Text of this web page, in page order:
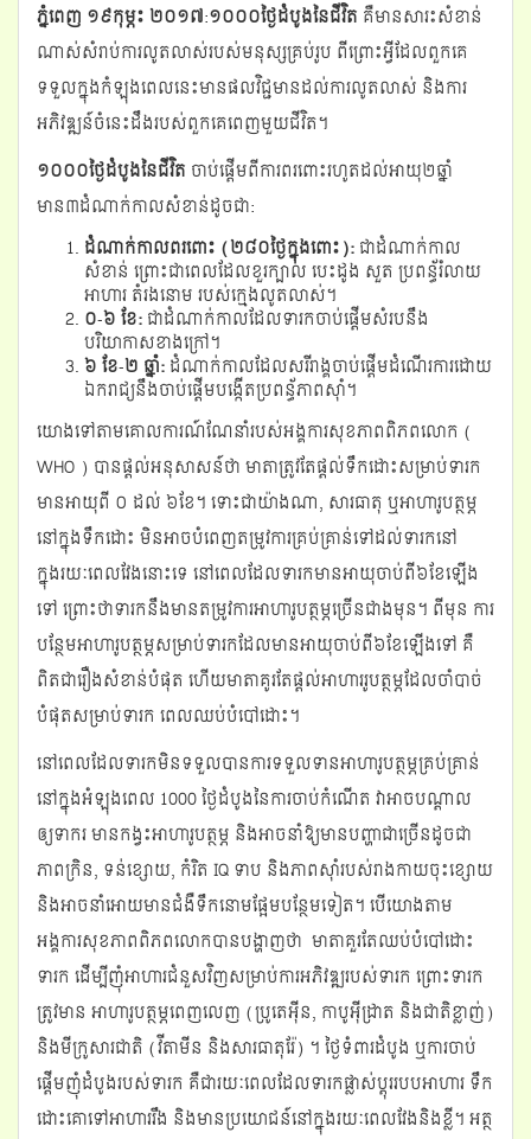
ភ្នំពេញ ១៩កុម្ភះ ២០១៧:១០០០ថ្ងៃដំបូងនៃជីវិត គឺមានសារះសំខាន់
ណាស់សំរាប់ការលូតលាស់របស់មនុស្សគ្រប់រូប ពីព្រោះអ្វីដែលពួកគេ
ទទួលក្នុងកំឡុងពេលនេះមានផលវិជ្ជមានដល់ការលូតលាស់ និងការ
អភិវឌ្ឍន៍ចំនេះដឹងរបស់ពួកគេពេញមួយជីវិត។
១០០០ថ្ងៃដំបូងនៃជីវិត​ ចាប់ផ្តើមពីការពរពោះរហូតដល់អាយុ២ឆ្នាំ
មាន៣ដំណាក់កាលសំខាន់ដូចជា:
ដំណាក់កាលពរពោះ (២៨០ថ្ងៃក្នុងពោះ): ជាដំណាក់កាល
សំខាន់ ព្រោះជាពេលដែលខួរក្បាល បេះដូង សួត ប្រពន្ធ័រំលាយ
អាហារ តំរងនោម របស់ក្មេងលូតលាស់។
០-៦ ខែ: ជាដំណាក់កាលដែលទារកចាប់ផ្តើមសំរបនឹង
បរិយាកាសខាងក្រៅ។
៦ ខែ-២ ឆ្នាំ: ដំណាក់កាលដែលសរីរាង្គចាប់ផ្តើមដំណើរការដោយ
ឯករាជ្យនឹងចាប់ផ្តើមបង្កើតប្រពន្ធ័ភាពស៊ាំ។
យោងទៅតាមគោលការណ៍ណែនាំរបស់អង្គការសុខភាពពិភពលោក (
WHO ) បានផ្ដល់អនុសាសន៍ថា មាតាត្រូវតែផ្តល់ទឹកដោះសម្រាប់ទារក
មានអាយុពី ០ ដល់ ៦ខែ។ ទោះជាយ៉ាងណា, សារធាតុ ឬអាហារូបត្ថម្ភ
នៅក្នុងទឹកដោះ មិនអាចបំពេញតម្រូវការគ្រប់គ្រាន់ទៅដល់ទារកនៅ
ក្នុងរយៈពេលវែងនោះទេ នៅពេលដែលទារកមានអាយុចាប់ពី៦ខែឡើង
ទៅ ព្រោះថាទារកនឹងមានតម្រូវការអាហារូបត្ថម្ភច្រើនជាងមុន។ ពីមុន ការ
បន្ថែមអាហារូបត្ថម្ភសម្រាប់ទារកដែលមានអាយុចាប់ពី៦ខែឡើងទៅ គឺ
ពិតជារឿងសំខាន់បំផុត ហើយមាតាគូរតែផ្តល់អាហាររូបត្ថម្ភដែលចាំបាច់
បំផុតសម្រាប់ទារក ពេលឈប់បំបៅដោះ។
នៅពេលដែលទារកមិនទទួលបានការទទួលទានអាហារូបត្ថម្ភគ្រប់គ្រាន់
នៅក្នុងអំឡុងពេល 1000 ថ្ងៃដំបូងនៃការចាប់កំណើត វាអាចបណ្តាល
ឲ្យទាករ មានកង្វះអាហារូបត្ថម្ភ និងអាចនាំឱ្យមានបញ្ហាជាច្រើនដូចជា
ភាពក្រិន, ទន់ខ្សោយ, កំរិត IQ ទាប និងភាពស៊ាំរបស់រាងកាយចុះខ្សោយ
និងអាចនាំអោយមានជំងឺទឹកនោមផ្អែមបន្ថែមទៀត។ បើយោងតាម
អង្គការសុខភាពពិភពលោកបានបង្ហាញថា មាតាគួរតែឈប់បំបៅដោះ
ទារក ដើម្បីញុំអាហារជំនួសវិញសម្រាប់ការអភិវឌ្ឍរបស់ទារក ព្រោះទារក
ត្រូវមាន អាហារូបត្ថម្ភពេញលេញ (ប្រូតេអ៊ីន, កាបូអ៊ីដ្រាត និងជាតិខ្លាញ់)
និងមីក្រូសារជាតិ (វីតាមីន និងសារធាតុរ៉ែ) ។ ថ្ងៃទំពារដំបូង ឬការចាប់
ផ្តើមញុំដំបូងរបស់ទារក គឺជារយៈពេលដែលទារកផ្លាស់ប្តុររបបអាហារ ទឹក
ដោះគោទៅអាហាររឹង និងមានប្រយោជន៍នៅក្នុងរយៈពេលវែងនិងខ្លី។ អត្ថ